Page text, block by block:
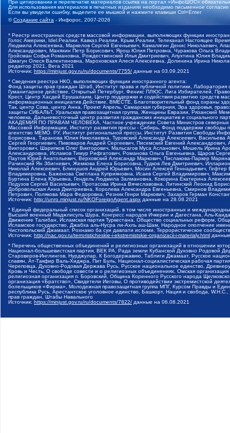
При цитировании и перепечатке материалов ссылка на портал «ИнфоШОС»
Для использования материалов в печатных изданиях необходимо письменное
Если вы увидели ошибку, выделите ее мышкой и нажмите клавиши Ctrl+Enter
©Создание сайта - Инфорос, 2007-2026
* Реестр иностранных средств массовой информации, выполняющих функции
Голос Америки, Idel.Реалии, Кавказ.Реалии, Крым.Реалии, Телеканал Настоящее
Людмила Алексеевна, Маркелов Сергей Евгеньевич, Камалягин Денис Николаевич,
Александрович, Маняхин Петр Борисович, Ярош Юлия Петровна, Чуракова Ольга
Гройсман Софья Романовна, Рождественский Илья Дмитриевич, Апухтина Юлия
Шмагун Олеся Валентиновна, Мароховская Алеся Алексеевна, Долинина Ирина
редактор 2021, Вега 2021
Источник: https://minjust.gov.ru/ru/documents/7755/ данные на 03.09.2021
* Сведения реестра НКО, выполняющих функции иностранного агента:
Фонд защиты прав граждан Штаб, Институт права и публичной политики,
Гуманитарное действие, Открытый Петербург, Феникс ПЛЮС, Лига Избирателей,
Крест, Центр Хасдей Ерушалаим, Центр поддержки и содействия развитию средств
информационных инициатив Действие, ВМЕСТЕ, Благотворительный фонд охраны
Так, центр Сова, центр Анна, Проект Апрель, Самарская губерния, Эра здоровья,
защиты СИБАЛЬТ, Уральская правозащитная группа, Женщины Евразии, Рязанский
человека, Дальневосточный центр развития гражданских инициатив и социального
АКАДЕМИЯ ПО ПРАВАМ ЧЕЛОВЕКА, Частное учреждение Совета Министров северных
Массовой Информации, Институт развития прессы - Сибирь, Фонд поддержки
агентство МЕМО. РУ, Институт региональной прессы, Институт Развития Свободы
Борисовна, Таранова Юлия Николаевна, Туровский Александр Алексеевич,
Сергей Георгиевич, Пивоваров Андрей Сергеевич, Писемский Евгений
Викторович, Шарипков Олег Викторович, Мальсагов Муса Асланович, Мошель Ирина
Александровна, Исламов Тимур Рифгатович, Романова Ольга Евгеньевна, Щаров
Паутов Юрий Анатольевич, Верховский Александр Маркович, Пислакова-Паркер
Рачинский Ян Збигневич, Жемкова Елена Борисовна, Гудков Лев Дмитриевич,
Николай Алексеевич, Блинушов Андрей Юрьевич, Мосин Алексей Геннадьевич,
Владимировна, Баженова Светлана Куприяновна, Исаев Сергей Владимирович,
Буртина Елена Юрьевна, Гендель Людмила Залмановна, Кокорина Екатерина
Подузов Сергей Васильевич, Протасова Ирина Вячеславовна, Литинский Леонид
Добровольская Анна Дмитриевна, Королева Александра Евгеньевна, Смирнов
Петрович, Полякова Мара Федоровна, Резник Генри Маркович, Захаров Герман
Источник: http://unro.minjust.ru/NKOForeignAgent.aspx данные на 28.08.2021
* Единый федеральный список организаций, в том числе иностранных и
Высший военный Маджлисуль Шура, Конгресс народов Ичкерии и Дагестана, Аль-
Движение Талибан, Исламская партия Туркестана, Общество социальных реформ,
Исламское государство, Джабха аль-Нусра ли-Ахль аш-Шам, Народное ополчение
Чистопольский Джамаат, Рохнамо ба суи давлати исломи, Террористическое
Источник: http://nac.gov.ru/terroristicheskie-i-ekstremistskie-organizacii-i-materialy.html
* Перечень общественных объединений и религиозных организаций в отношении
Национал-большевистская партия, ВЕК РА, Рада земли Кубанской Духовно Родовой
Староверов-Инглингов, Нурджулар, К Богодержавию, Таблиги Джамаат, Русское
славян, Ат-Такфир Валь-Хиджра, Пит Буль, Национал-социалистическая рабочая
Череповца, Духовно-Родовая Держава Русь, Русское национальное единство,
Кровь и Честь, О свободе совести и о религиозных объединениях, Омская
религиозная организация п. Боровский, Община Коренного Русского народа
организация «Братство», Свидетели Иеговы, О противодействии экстремистской
болельщиков «Фирма», Молодежная правозащитная группа МПГ, Курсом Правды и
республика Русь, Арестантское уголовное единство, Башкорт, Нация и свобода,
прав граждан, Штабы Навального
Источник: https://minjust.gov.ru/ru/documents/7822/ данные на 06.08.2021